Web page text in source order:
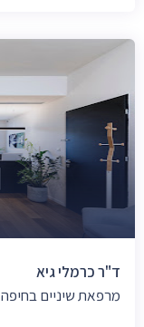
ד"ר כרמלי גיא
מרפאת שיניים בחיפה